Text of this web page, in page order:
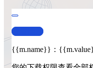
查看演示
{{m.name}} ：